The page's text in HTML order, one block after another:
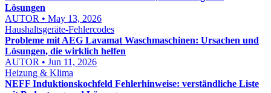
Lösungen
AUTOR • May 13, 2026
Haushaltsgeräte-Fehlercodes
Probleme mit AEG Lavamat Waschmaschinen: Ursachen und
Lösungen, die wirklich helfen
AUTOR • Jun 11, 2026
Heizung & Klima
NEFF Induktionskochfeld Fehlerhinweise: verständliche Liste